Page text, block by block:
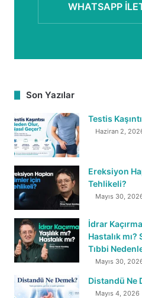
WHATSAPP
Son Yazılar
Testis
Haziran 2,
Ereksiyon
Tehlikeli?
Mayıs 30,
İdrar
Hastalık
Tıbbi
Mayıs 30,
Distandü Ne
Mayıs 4, 2026